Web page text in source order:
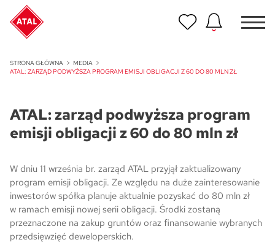
STRONA GŁÓWNA
MEDIA
ATAL: ZARZĄD PODWYŻSZA PROGRAM EMISJI OBLIGACJI Z 60 DO 80 MLN ZŁ
ATAL: zarząd podwyższa program
emisji obligacji z 60 do 80 mln zł
W dniu 11 września br. zarząd ATAL przyjął zaktualizowany
program emisji obligacji. Ze względu na duże zainteresowanie
inwestorów spółka planuje aktualnie pozyskać do 80 mln zł
w ramach emisji nowej serii obligacji. Środki zostaną
przeznaczone na zakup gruntów oraz finansowanie wybranych
przedsięwzięć deweloperskich.
ATAL Unii Lubelskiej w Poznaniu
ATAL Ville przy Białej
NOWOŚĆ
Polecaj i zyskaj nawet 5 000 zł
NOWOŚĆ
ATAL Floriana w Szczecinie